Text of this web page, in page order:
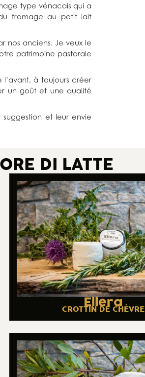
type vénacais qui a
fromage au petit lait
nos anciens. Je veux le
patrimoine pastorale
l’avant, à toujours créer
un goût et une qualité
et leur envie
DI LATTE
Ellera
CROTTIN DE CHÈVRE